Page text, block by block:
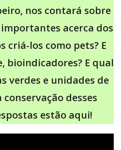
nos contará sobre
acerca dos
criá-los como pets? E
bioindicadores? E qual
verdes e unidades de
desses
estão aqui!